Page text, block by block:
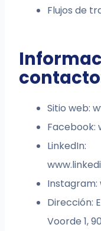
Flujos de
Sitio web:
LinkedIn:
Dirección:
Voorde 1,